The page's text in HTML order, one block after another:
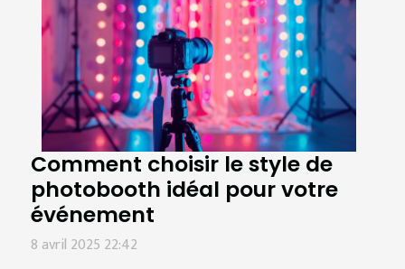
Comment choisir le style de
photobooth idéal pour votre
événement
8 avril 2025 22:42